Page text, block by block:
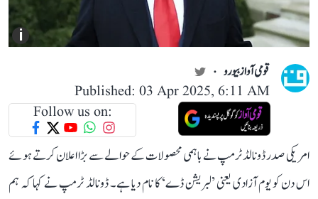
i
قومی آواز بیورو
Published: 03 Apr 2025, 6:11 AM
Follow us on:
امریکی صدر ڈونالڈ ٹرمپ نے باہمی محصولات کے حوالے سے بڑا اعلان کرتے ہوئے
اس دن کو یوم آزادی یعنی ’لبریشن ڈے‘ کا نام دیا ہے۔ ڈونالڈ ٹرمپ نے کہا کہ ہم